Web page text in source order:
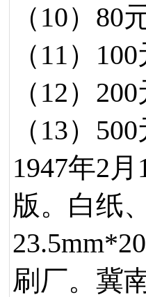
（10）
（11）
（12）
（13）
1947年2
版。白纸
刷厂。冀